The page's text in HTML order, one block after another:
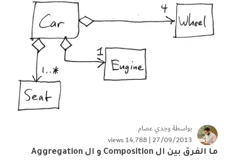
بواسطةوجدي عصام
27/09/2013 | 14٬788 views
ما الفرق بين ال Composition و ال Aggregation